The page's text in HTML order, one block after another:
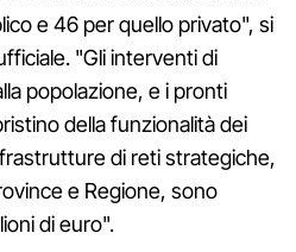
e 46 per quello privato", si
"Gli interventi di
popolazione, e i pronti
della funzionalità dei
di reti strategiche,
e Regione, sono
di euro".